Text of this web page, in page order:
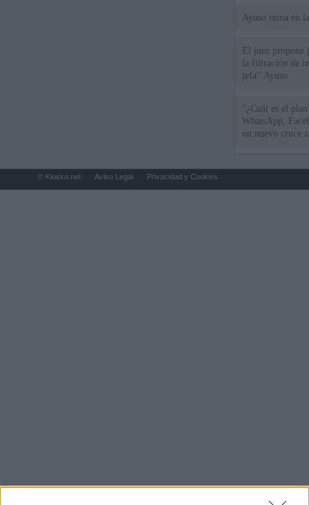
Ayuso reina en
El juez propone
la filtración de
jefa" Ayuso
"¿Cuál es el
WhatsApp,
un nuevo cruce
© Kiosko.net Aviso Legal Privacidad y Cookies